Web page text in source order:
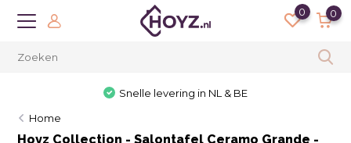
0 0
Snelle levering in NL & BE
Home
Hoyz Collection - Salontafel Ceramo Grande -